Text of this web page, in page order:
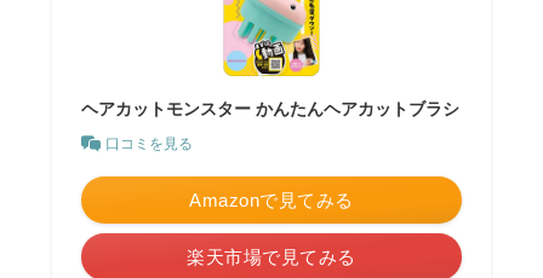
ヘアカットモンスター かんたんヘアカットブラシ
口コミを見る
Amazonで見てみる
楽天市場で見てみる